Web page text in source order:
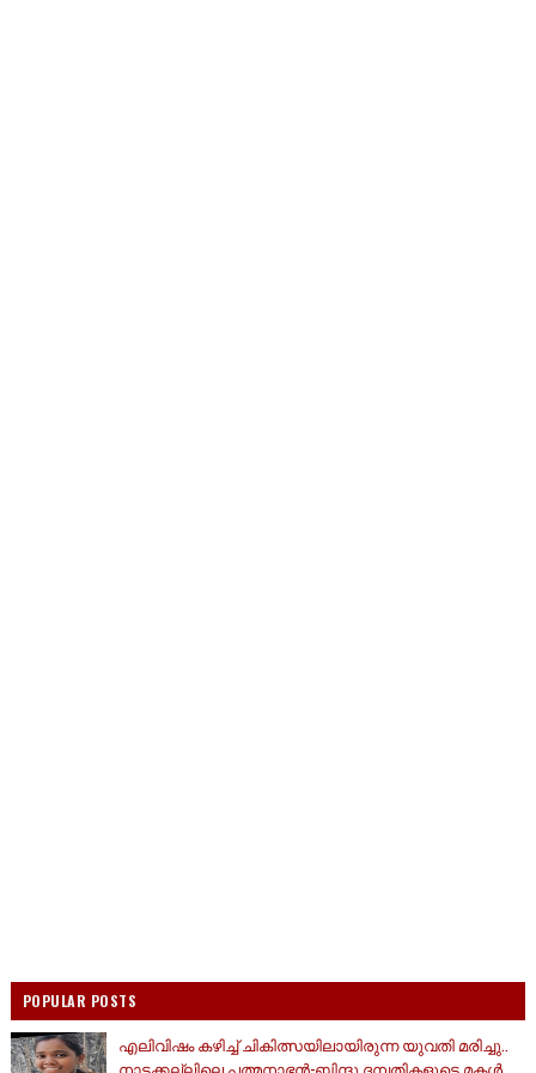
POPULAR POSTS
എലിവിഷം കഴിച്ച് ചികിത്സയിലായിരുന്ന യുവതി മരിച്ചു..